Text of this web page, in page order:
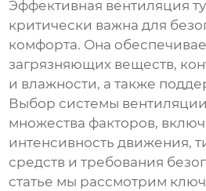
Эффективная вентиляция
критически важна для
комфорта. Она
загрязняющих веществ,
и влажности, а также
Выбор системы вентиляции
множества факторов,
интенсивность движения,
средств и требования
статье мы рассмотрим